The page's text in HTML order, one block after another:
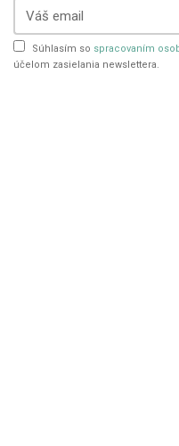
Súhlasím so spracovaním
účelom zasielania newslettera.